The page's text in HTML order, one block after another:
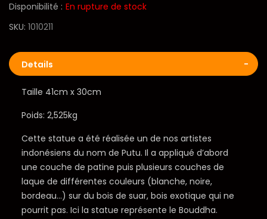
Disponibilité : En rupture de stock
SKU 1010211
Details
Taille 41cm x 30cm
Poids: 2,525kg
Cette statue a été réalisée un de nos artistes
indonésiens du nom de Putu. Il a appliqué d’abord
une couche de patine puis plusieurs couches de
laque de différentes couleurs (blanche, noire,
bordeau…) sur du bois de suar, bois exotique qui ne
pourrit pas. Ici la statue représente le Bouddha.